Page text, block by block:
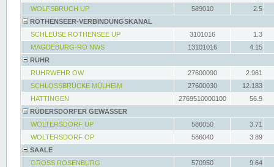
WOLFSBRUCH UP
589010
2.5
ROTHENSEER-VERBINDUNGSKANAL
SCHLEUSE ROTHENSEE UP
3101016
1.3
MAGDEBURG-RO NWS
13101016
4.15
RUHR
RUHRWEHR OW
27600090
2.961
SCHLOSSBRÜCKE MÜLHEIM
27600030
12.183
HATTINGEN
2769510000100
56.9
RÜDERSDORFER GEWÄSSER
WOLTERSDORF UP
586050
3.71
WOLTERSDORF OP
586040
3.89
SAALE
GROSS ROSENBURG
570950
9.64